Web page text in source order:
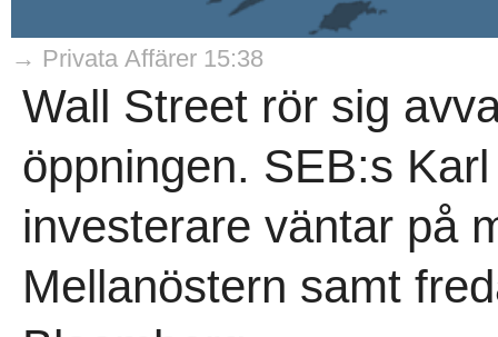
→ Privata Affärer 15:38
Wall Street rör sig
öppningen. SEB:s
investerare väntar på
Mellanöstern samt